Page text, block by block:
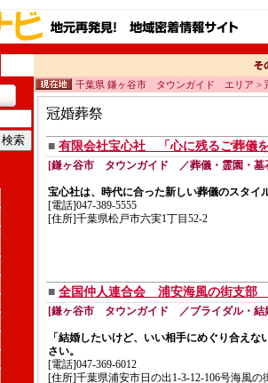
千葉県 鎌ヶ谷市 タウンガイド エリア >
冠婚葬祭
■ 有限会社宝心社 「心に残るご葬儀
[鎌ヶ谷市 タウンガイド ／葬儀・霊園・墓
宝心社は、時代に合った新しい葬儀のスタイ
[電話]047-389-5555
[住所]千葉県松戸市六実1丁目52-2
■ 全国仲人連合会 浦安海風の街支部
[鎌ヶ谷市 タウンガイド ／ブライダル・結
「結婚したいけど、いい相手にめぐり合え
さい。
[電話]047-369-6012
[住所]千葉県浦安市日の出1-3-12-106号海風の